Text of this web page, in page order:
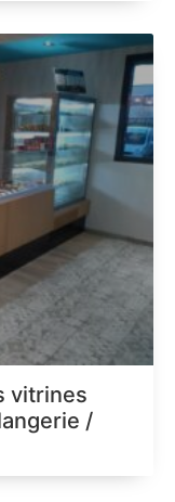
vitrines
/